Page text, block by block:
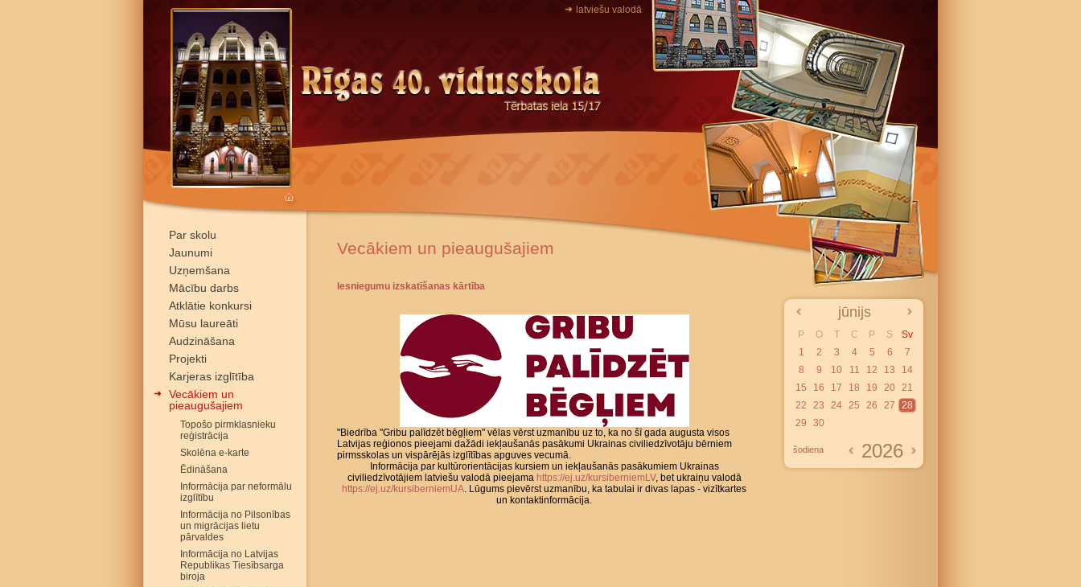
latviešu valodā
Par skolu
Jaunumi
Uzņemšana
Mācību darbs
Atklātie konkursi
Mūsu laureāti
Audzināšana
Projekti
Karjeras izglītība
Vecākiem un
pieaugušajiem
Topošo pirmklasnieku
reģistrācija
Skolēna e-karte
Ēdināšana
Informācija par neformālu
izglītību
Informācija no Pilsonības
un migrācijas lietu
pārvaldes
Informācija no Latvijas
Republikas Tiesībsarga
biroja
Vecākiem un pieaugušajiem
Iesniegumu izskatīšanas kārtība
"Biedrība "Gribu palīdzēt bēgļiem" vēlas vērst uzmanību uz to, ka no šī gada augusta visos
Latvijas reģionos pieejami dažādi iekļaušanās pasākumi Ukrainas civiliedzīvotāju bērniem
pirmsskolas un vispārējās izglītības apguves vecumā.
Informācija par kultūrorientācijas kursiem un iekļaušanās pasākumiem Ukrainas
civiliedzīvotājiem latviešu valodā pieejama https://ej.uz/kursiberniemLV, bet ukraiņu valodā
https://ej.uz/kursiberniemUA. Lūgums pievērst uzmanību, ka tabulai ir divas lapas - vizītkartes
un kontaktinformācija.
jūnijs
P O T C P S
Sv
1
2 3 4 5 6
7
8
9 10 11 12 13
14
15
16 17 18 19 20 21
22
23 24 25 26 27
28
29
30
šodiena 2026